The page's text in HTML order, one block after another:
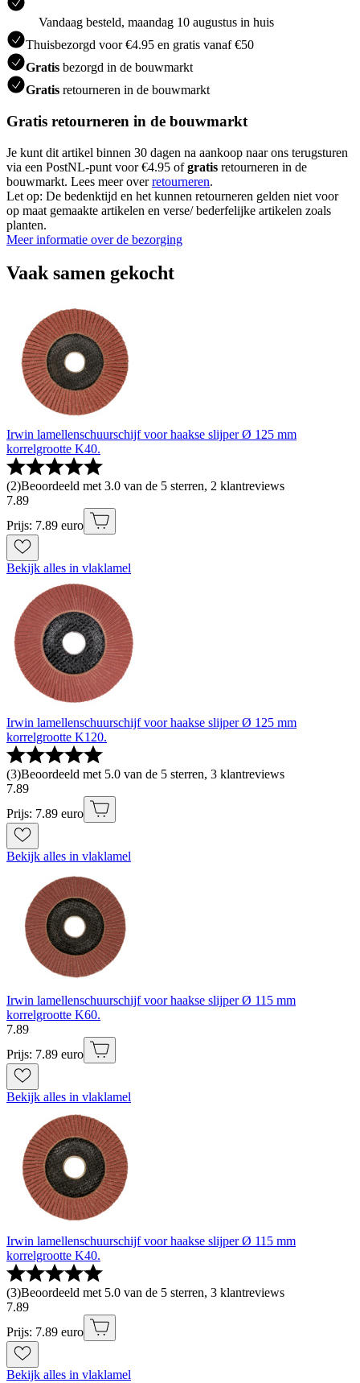
Vandaag besteld, maandag 10 augustus in huis
Thuisbezorgd voor €4.95 en gratis vanaf €50
Gratis bezorgd in de bouwmarkt
Gratis retourneren in de bouwmarkt
Gratis retourneren in de bouwmarkt
Je kunt dit artikel binnen 30 dagen na aankoop naar ons terugsturen
via een PostNL-punt voor €4.95 ofgratis retourneren in de
bouwmarkt. Lees meer overretourneren.
Let op: De bedenktijd en het kunnen retourneren gelden niet voor
op maat gemaakte artikelen en verse/ bederfelijke artikelen zoals
planten.
Meer informatie over de bezorging
Vaak samen gekocht
Irwin lamellenschuurschijf voor haakse slijper Ø 125 mm
korrelgrootte K40.
(2)Beoordeeld met 3.0 van de 5 sterren, 2 klantreviews
7.89
Prijs: 7.89 euro
Bekijk alles in vlaklamel
Irwin lamellenschuurschijf voor haakse slijper Ø 125 mm
korrelgrootte K120.
(3)Beoordeeld met 5.0 van de 5 sterren, 3 klantreviews
7.89
Prijs: 7.89 euro
Bekijk alles in vlaklamel
Irwin lamellenschuurschijf voor haakse slijper Ø 115 mm
korrelgrootte K60.
7.89
Prijs: 7.89 euro
Bekijk alles in vlaklamel
Irwin lamellenschuurschijf voor haakse slijper Ø 115 mm
korrelgrootte K40.
(3)Beoordeeld met 5.0 van de 5 sterren, 3 klantreviews
7.89
Prijs: 7.89 euro
Bekijk alles in vlaklamel